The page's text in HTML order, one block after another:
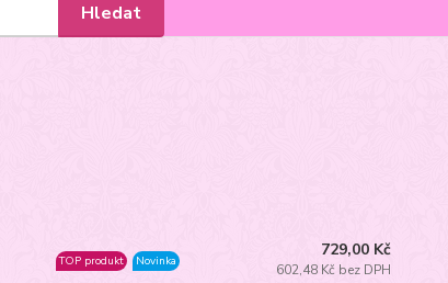
Hledat
TOP produkt Novinka
729,00 Kč
602,48 Kč bez DPH